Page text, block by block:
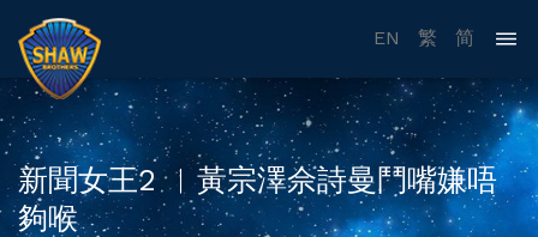
EN 繁 简
新聞女王2 ︳黃宗澤佘詩曼鬥嘴嫌唔
夠喉